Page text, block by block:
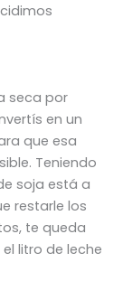
seca por
en un
que esa
Teniendo
soja está a
restarle los
te queda
litro de leche